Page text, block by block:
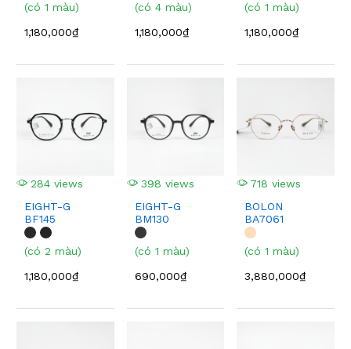
(có 1 màu)
1,180,000₫
(có 4 màu)
1,180,000₫
(có 1 màu)
1,180,000₫
284 views
EIGHT-G
BF145
(có 2 màu)
1,180,000₫
398 views
EIGHT-G
BM130
(có 1 màu)
690,000₫
718 views
BOLON
BA7061
(có 1 màu)
3,880,000₫